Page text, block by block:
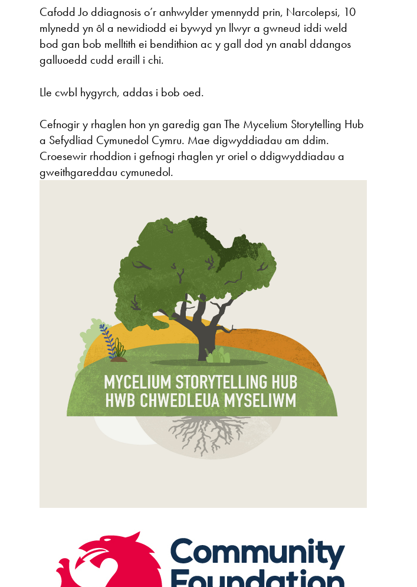
Cafodd Jo ddiagnosis o’r anhwylder ymennydd prin, Narcolepsi, 10
mlynedd yn ôl a newidiodd ei bywyd yn llwyr a gwneud iddi weld
bod gan bob melltith ei bendithion ac y gall dod yn anabl ddangos
galluoedd cudd eraill i chi.
Lle cwbl hygyrch, addas i bob oed.
Cefnogir y rhaglen hon yn garedig gan The Mycelium Storytelling Hub
a Sefydliad Cymunedol Cymru. Mae digwyddiadau am ddim.
Croesewir rhoddion i gefnogi rhaglen yr oriel o ddigwyddiadau a
gweithgareddau cymunedol.